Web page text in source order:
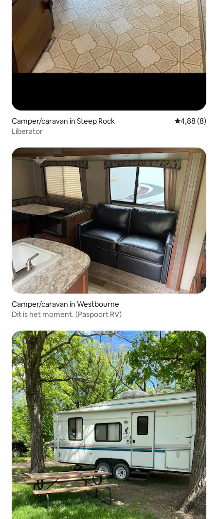
Camper/caravan in Steep Rock Gemiddelde
4,88 (8)
Liberator
Camper/caravan in Westbourne
Dit is het moment. (Paspoort RV)